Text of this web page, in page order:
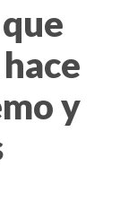
y